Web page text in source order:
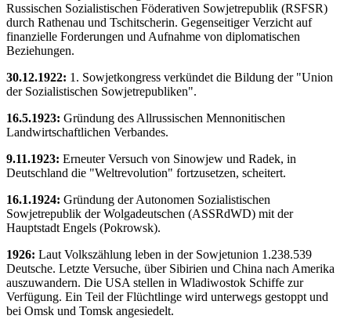
Russischen Sozialistischen Föderativen Sowjetrepublik (RSFSR)
durch Rathenau und Tschitscherin. Gegenseitiger Verzicht auf
finanzielle Forderungen und Aufnahme von diplomatischen
Beziehungen.
30.12.1922: 1. Sowjetkongress verkündet die Bildung der "Union
der Sozialistischen Sowjetrepubliken".
16.5.1923: Gründung des Allrussischen Mennonitischen
Landwirtschaftlichen Verbandes.
9.11.1923: Erneuter Versuch von Sinowjew und Radek, in
Deutschland die "Weltrevolution" fortzusetzen, scheitert.
16.1.1924: Gründung der Autonomen Sozialistischen
Sowjetrepublik der Wolgadeutschen (ASSRdWD) mit der
Hauptstadt Engels (Pokrowsk).
1926: Laut Volkszählung leben in der Sowjetunion 1.238.539
Deutsche. Letzte Versuche, über Sibirien und China nach Amerika
auszuwandern. Die USA stellen in Wladiwostok Schiffe zur
Verfügung. Ein Teil der Flüchtlinge wird unterwegs gestoppt und
bei Omsk und Tomsk angesiedelt.